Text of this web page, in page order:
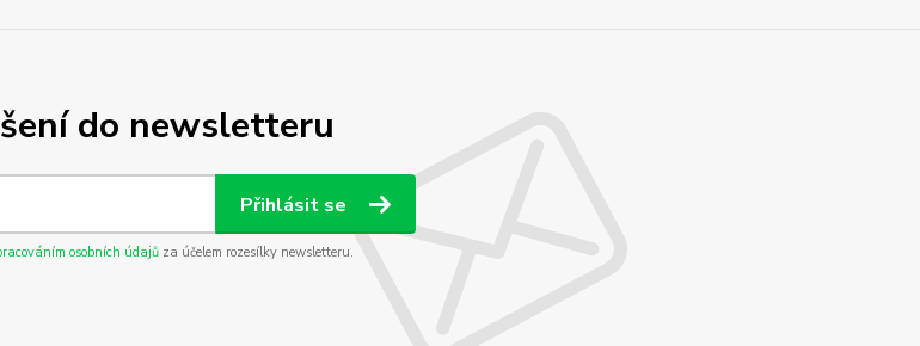
do newsletteru
Přihlásit se
osobních údajů za účelem rozesílky newsletteru.